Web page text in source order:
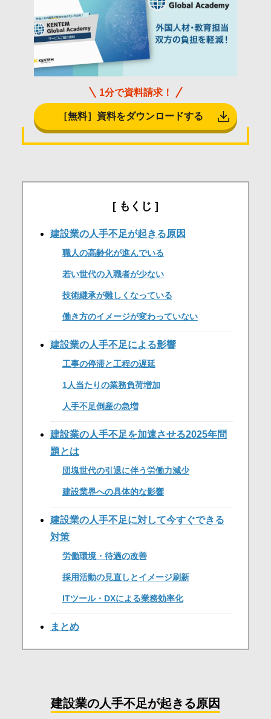
1分で資料請求！
［無料］資料をダウンロードする
もくじ
建設業の人手不足が起きる原因
職人の高齢化が進んでいる
若い世代の入職者が少ない
技術継承が難しくなっている
働き方のイメージが変わっていない
建設業の人手不足による影響
工事の停滞と工程の遅延
1人当たりの業務負荷増加
人手不足倒産の急増
建設業の人手不足を加速させる2025年問
題とは
団塊世代の引退に伴う労働力減少
建設業界への具体的な影響
建設業の人手不足に対して今すぐできる
対策
労働環境・待遇の改善
採用活動の見直しとイメージ刷新
ITツール・DXによる業務効率化
まとめ
建設業の人手不足が起きる原因